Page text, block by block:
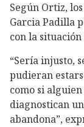
Según Ortiz,
Garcia Padilla
con la situación
“Sería injusto,
pudieran
como si
diagnostican
abandona”,